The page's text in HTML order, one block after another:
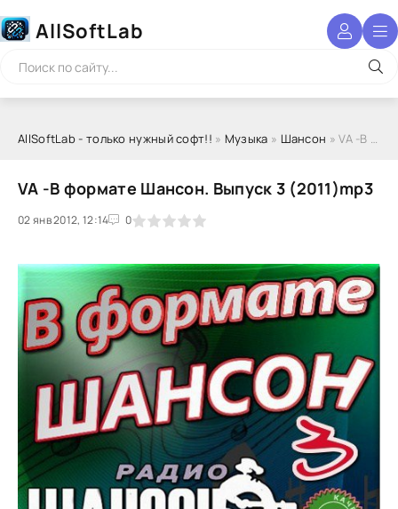
AllSoftLab
AllSoftLab - только нужный софт!! » Музыка » Шансон » VA -В формате Шансон. Выпуск 3 (2011)mp3
VA -В формате Шансон. Выпуск 3 (2011)mp3
02 янв 2012, 12:14 0
1 2 3 4 5